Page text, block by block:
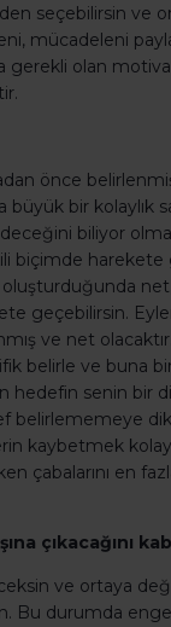
seçebilirsin ve
mücadeleni
gerekli olan
önce
büyük bir kolaylık
biliyor
biçimde harekete
geçebilirsin.
ve net
belirle ve buna
hedefin senin bir
belirlememeye
kaybetmek
çabalarını en
çıkacağını
ve ortaya
Bu durumda